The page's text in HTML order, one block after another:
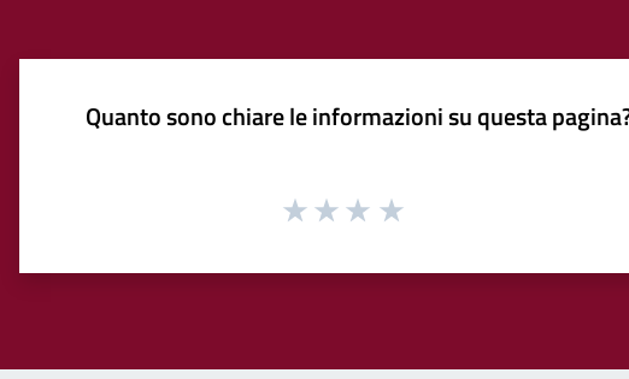
Quanto sono chiare le informazioni su questa